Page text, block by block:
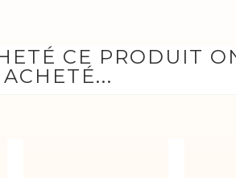
CE PRODUIT
ACHETÉ...